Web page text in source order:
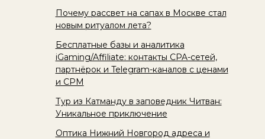
Почему рассвет на сапах в Москве стал
новым ритуалом лета?
Бесплатные базы и аналитика
iGaming/Affiliate: контакты CPA-сетей,
партнёрок и Telegram-каналов с ценами
и CPM
Тур из Катманду в заповедник Читван:
Уникальное приключение
Оптика Нижний Новгород адреса и